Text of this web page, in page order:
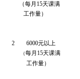
（每月 15天课满
工作量）
2 6000元以上
（每月 15天课满
工作量）